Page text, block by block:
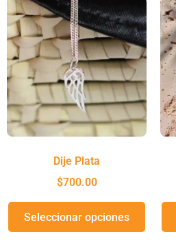
Dije Plata
$700.00
Seleccionar opciones